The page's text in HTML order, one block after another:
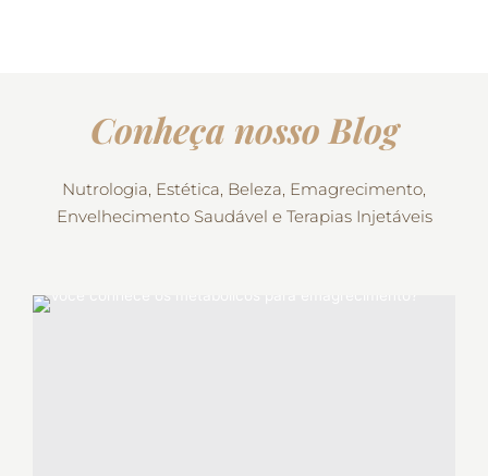
Conheça nosso Blog
Nutrologia, Estética, Beleza, Emagrecimento,
Envelhecimento Saudável e Terapias Injetáveis